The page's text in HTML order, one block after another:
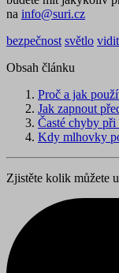
na info@suri.cz
bezpečnost světlo
Obsah článku
Proč a jak
Jak zapnout
Časté chyby
Kdy mlhovky
Zjistěte kolik můžete